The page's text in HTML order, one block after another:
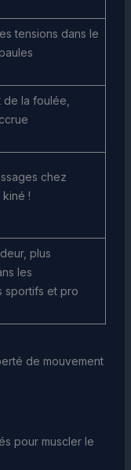
tensions dans le
la foulée,
chez
kiné !
plus
les
sportifs et pro
de mouvement
pour muscler le